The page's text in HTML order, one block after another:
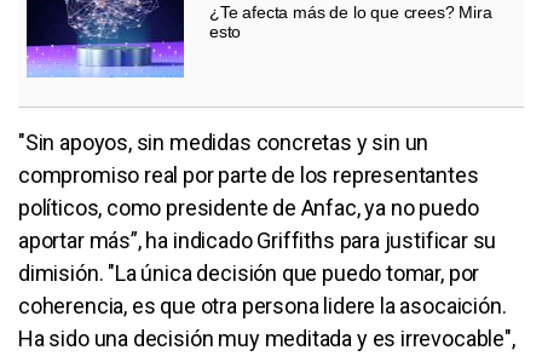
¿Te afecta más de lo que crees? Mira
esto
"Sin apoyos, sin medidas concretas y sin un
compromiso real por parte de los representantes
políticos, como presidente de Anfac, ya no puedo
aportar más”, ha indicado Griffiths para justificar su
dimisión. "La única decisión que puedo tomar, por
coherencia, es que otra persona lidere la asocaición.
Ha sido una decisión muy meditada y es irrevocable",